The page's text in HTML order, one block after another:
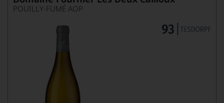
POUILLY-FUMÉ AOP